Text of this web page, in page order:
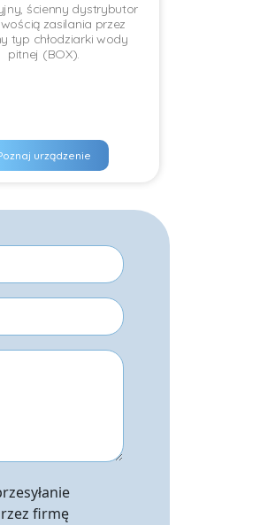
ścienny dystrybutor
zasilania przez
typ chłodziarki wody
pitnej (BOX).
urządzenie
firmę